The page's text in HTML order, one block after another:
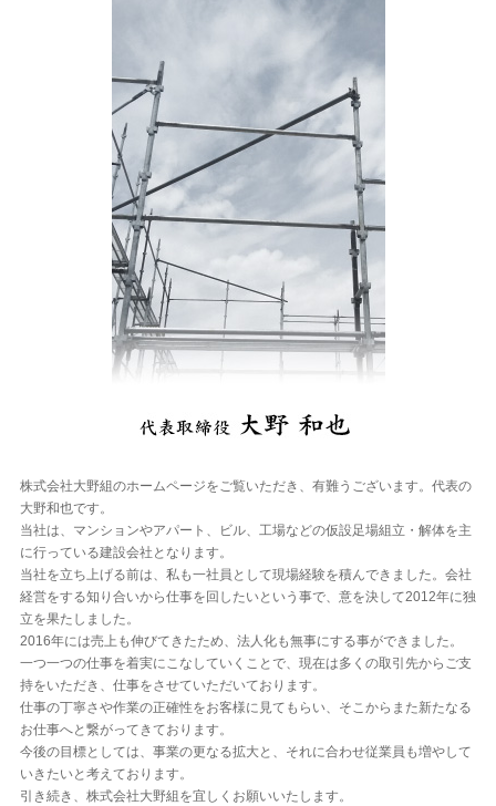
株式会社大野組のホームページをご覧いただき、有難うございます。代表の
大野和也です。
当社は、マンションやアパート、ビル、工場などの仮設足場組立・解体を主
に行っている建設会社となります。
当社を立ち上げる前は、私も一社員として現場経験を積んできました。会社
経営をする知り合いから仕事を回したいという事で、意を決して2012年に独
立を果たしました。
2016年には売上も伸びてきたため、法人化も無事にする事ができました。
一つ一つの仕事を着実にこなしていくことで、現在は多くの取引先からご支
持をいただき、仕事をさせていただいております。
仕事の丁寧さや作業の正確性をお客様に見てもらい、そこからまた新たなる
お仕事へと繋がってきております。
今後の目標としては、事業の更なる拡大と、それに合わせ従業員も増やして
いきたいと考えております。
引き続き、株式会社大野組を宜しくお願いいたします。